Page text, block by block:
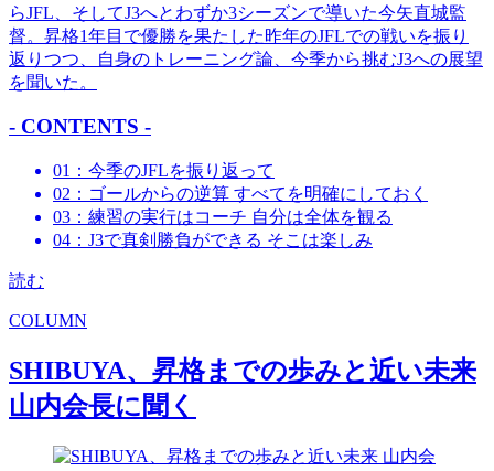
らJFL、そしてJ3へとわずか3シーズンで導いた今矢直城監
督。昇格1年目で優勝を果たした昨年のJFLでの戦いを振り
返りつつ、自身のトレーニング論、今季から挑むJ3への展望
を聞いた。
- CONTENTS -
01：今季のJFLを振り返って
02：ゴールからの逆算 すべてを明確にしておく
03：練習の実行はコーチ 自分は全体を観る
04：J3で真剣勝負ができる そこは楽しみ
読む
COLUMN
SHIBUYA、昇格までの歩みと近い未来
山内会長に聞く